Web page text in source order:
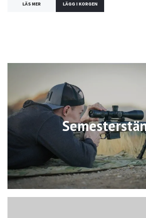
LÄS MER LÄGG I KORGEN